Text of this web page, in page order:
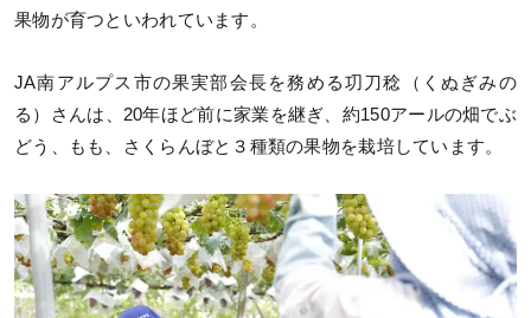
果物が育つといわれています。
JA南アルプス市の果実部会長を務める㓛刀稔（くぬぎみの
る）さんは、20年ほど前に家業を継ぎ、約150アールの畑でぶ
どう、もも、さくらんぼと３種類の果物を栽培しています。